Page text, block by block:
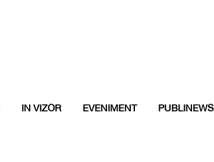
IN VIZOR EVENIMENT PUBLINEWS